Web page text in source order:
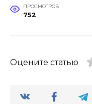
ПРОСМОТРОВ
752
Оцените статью